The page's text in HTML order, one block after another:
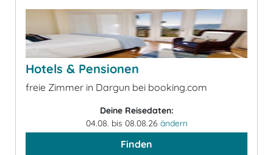
Hotels & Pensionen
freie Zimmer in Dargun bei booking.com
Deine Reisedaten:
04.08. bis 08.08.26 ändern
Finden